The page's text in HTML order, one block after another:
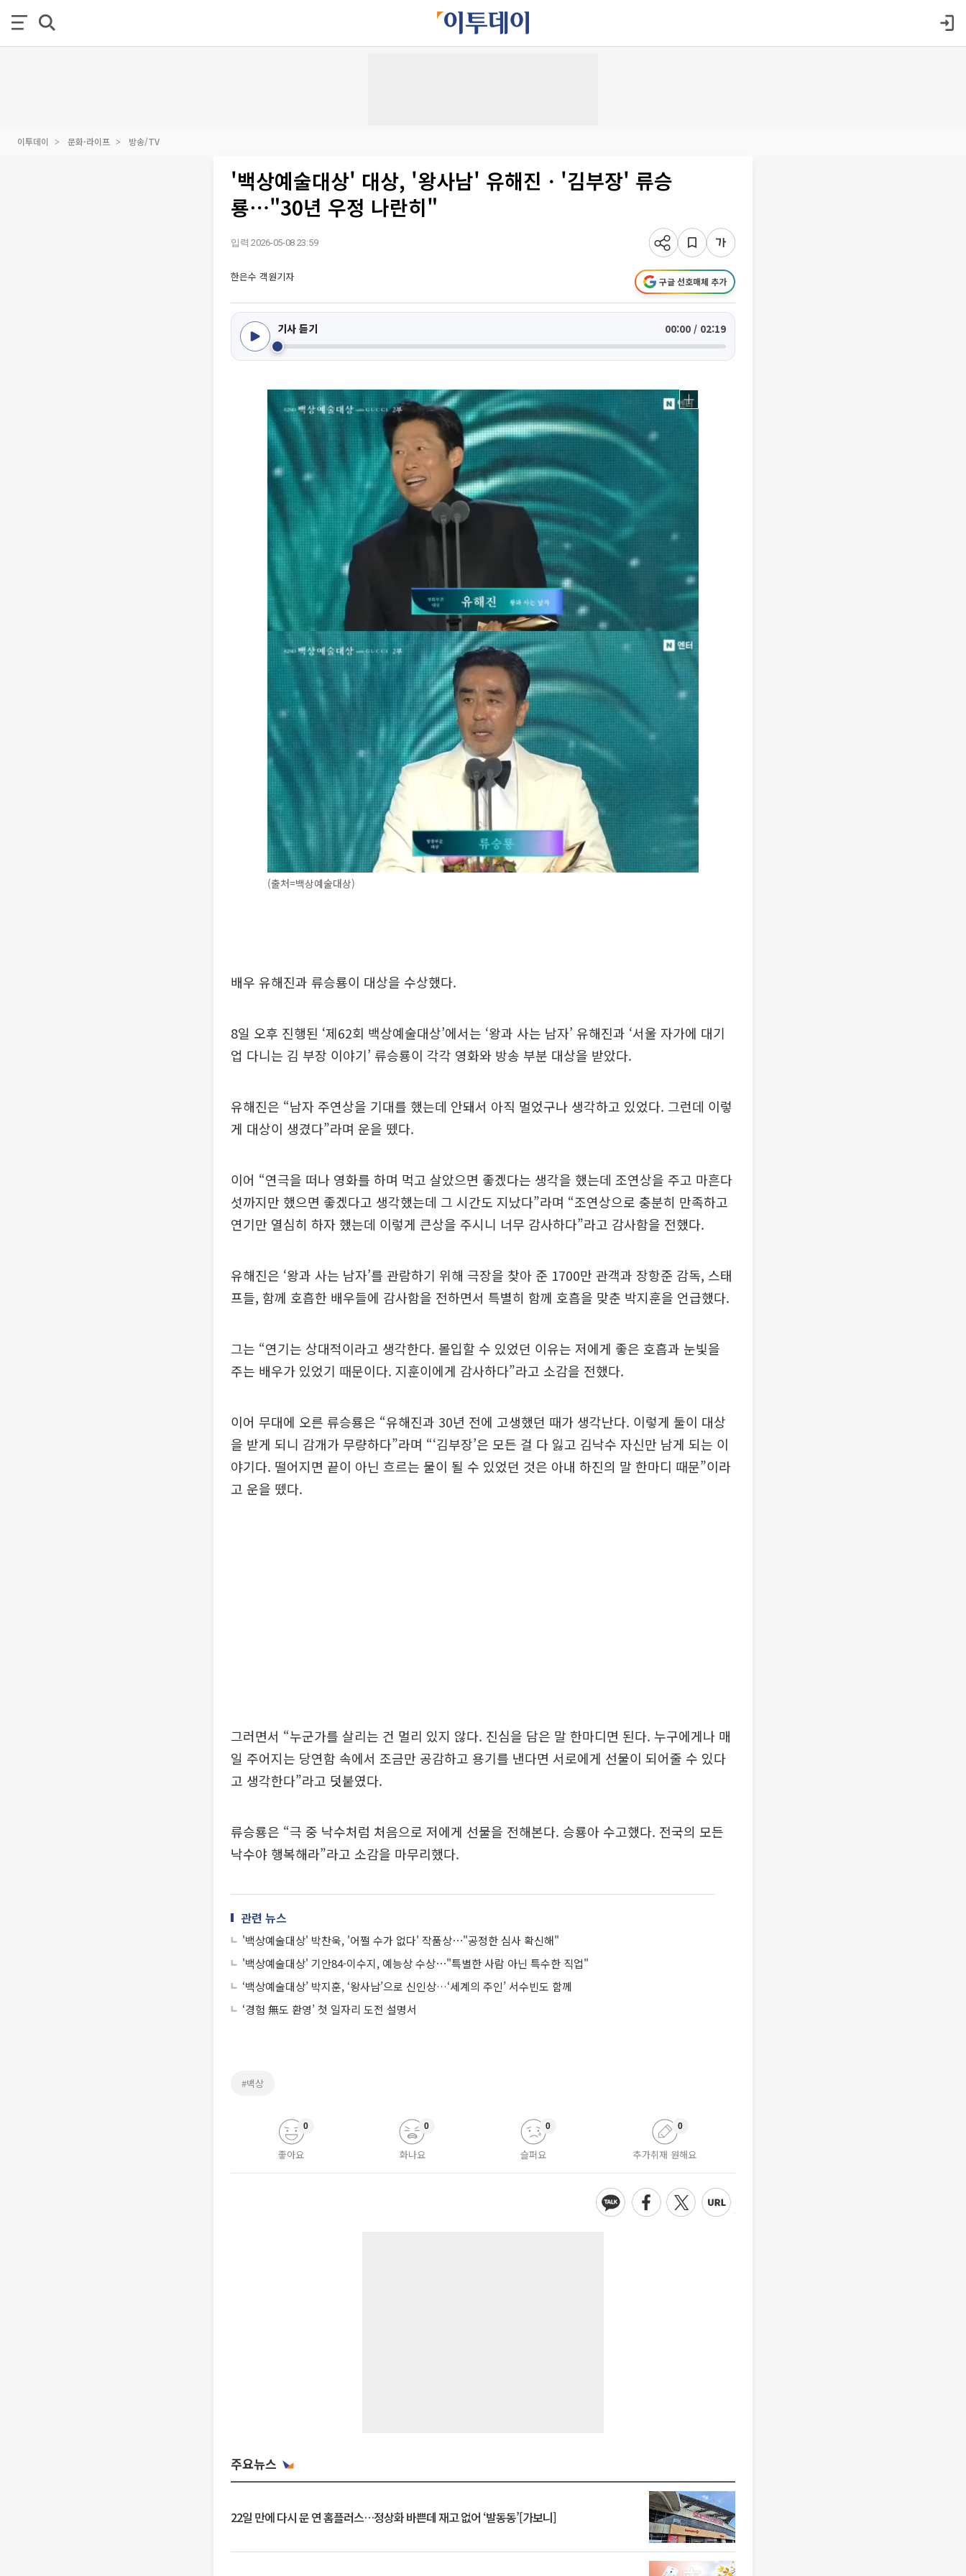
이투데이 문화·라이프 방송/TV
'백상예술대상' 대상, '왕사남' 유해진ㆍ'김부장' 류승
룡⋯"30년 우정 나란히"
입력 2026-05-08 23:59
한은수 객원기자 구글 선호매체 추가
기사 듣기 00:00 / 02:19
(출처=백상예술대상)
배우 유해진과 류승룡이 대상을 수상했다.
8일 오후 진행된 ‘제62회 백상예술대상’에서는 ‘왕과 사는 남자’ 유해진과 ‘서울 자가에 대기
업 다니는 김 부장 이야기’ 류승룡이 각각 영화와 방송 부분 대상을 받았다.
유해진은 “남자 주연상을 기대를 했는데 안돼서 아직 멀었구나 생각하고 있었다. 그런데 이렇
게 대상이 생겼다”라며 운을 뗐다.
이어 “연극을 떠나 영화를 하며 먹고 살았으면 좋겠다는 생각을 했는데 조연상을 주고 마흔다
섯까지만 했으면 좋겠다고 생각했는데 그 시간도 지났다”라며 “조연상으로 충분히 만족하고
연기만 열심히 하자 했는데 이렇게 큰상을 주시니 너무 감사하다”라고 감사함을 전했다.
유해진은 ‘왕과 사는 남자’를 관람하기 위해 극장을 찾아 준 1700만 관객과 장항준 감독, 스태
프들, 함께 호흡한 배우들에 감사함을 전하면서 특별히 함께 호흡을 맞춘 박지훈을 언급했다.
그는 “연기는 상대적이라고 생각한다. 몰입할 수 있었던 이유는 저에게 좋은 호흡과 눈빛을
주는 배우가 있었기 때문이다. 지훈이에게 감사하다”라고 소감을 전했다.
이어 무대에 오른 류승룡은 “유해진과 30년 전에 고생했던 때가 생각난다. 이렇게 둘이 대상
을 받게 되니 감개가 무량하다”라며 “‘김부장’은 모든 걸 다 잃고 김낙수 자신만 남게 되는 이
야기다. 떨어지면 끝이 아닌 흐르는 물이 될 수 있었던 것은 아내 하진의 말 한마디 때문”이라
고 운을 뗐다.
그러면서 “누군가를 살리는 건 멀리 있지 않다. 진심을 담은 말 한마디면 된다. 누구에게나 매
일 주어지는 당연함 속에서 조금만 공감하고 용기를 낸다면 서로에게 선물이 되어줄 수 있다
고 생각한다”라고 덧붙였다.
류승룡은 “극 중 낙수처럼 처음으로 저에게 선물을 전해본다. 승룡아 수고했다. 전국의 모든
낙수야 행복해라”라고 소감을 마무리했다.
관련 뉴스
'백상예술대상' 박찬욱, '어쩔 수가 없다' 작품상⋯"공정한 심사 확신해"
'백상예술대상' 기안84-이수지, 예능상 수상⋯"특별한 사람 아닌 특수한 직업"
‘백상예술대상’ 박지훈, ‘왕사남’으로 신인상…‘세계의 주인’ 서수빈도 함께
‘경험 無도 환영’ 첫 일자리 도전 설명서
#백상
좋아요
0
화나요
0
슬퍼요
0
추가취재 원해요
0
주요뉴스
22일 만에 다시 문 연 홈플러스…정상화 바쁜데 재고 없어 ‘발동동’[가보니]